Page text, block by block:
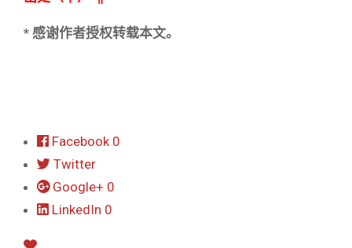
* 感谢作者授权转载本文。
Facebook 0
Twitter
Google+ 0
LinkedIn 0